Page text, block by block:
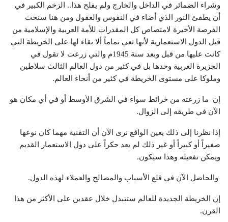
وشراء الضمائر في الداخل والخارج ولم يفلح هذا.. الزخم الكبير في
أن يطفئ النور الذي أضاء في النفوس والعقول ومن هنا سنحت
الفرصة الأخيرة لامتصاص كل المقدرات للأمة العربية والإسلامية من
قبل الدول الاستعمارية لأنها تعي تماماً ألا بقاء لها على الخريطة التي
كانت عليها من قبل وبعد سنة 1945م والتي زرعت لا تقول في
الجزيرة العربية وحدها بل في كثير من دول العالم الثالث سلاطين
وملوكا على مستوى الخريطة في كثير من أنحاء العالم.
إن ما زرعته من خرائط سواء في الشرق الأوسط أو في أي مكان هو
الآن في طريقه إلى الزوال.
إذا نظرنا إلى ذلك يعين الواقع نرى الآن أن التقنية مهما كان نوعها
صغيراً أو كبيراً أو غير ذلك لم يعد حكراً على دول الاستعمار القديم
ويمكن تفعيله وهذا سيكون.
والحاصل الآن في قلع الأسباب والمصالح والعملاء لهذه الدول.
إن الخريطة الجديدة للعالم ستتبدل خلال عقدين على الأكثر من هذا
القرن.